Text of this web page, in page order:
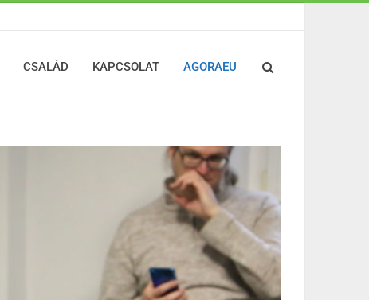
CSALÁD KAPCSOLAT AGORAEU